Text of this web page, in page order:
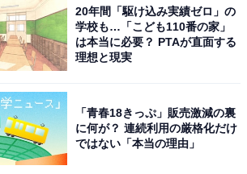
ナン』
ン』でした。青山剛昌さんにより
続けられている推理漫画作品です。
持つ高校生探偵で主人公の工藤新一
蘭と遊園地でデートをしていた際、
20年間「駆け込み実績ゼロ」の
学校も…「こども110番の家」
は本当に必要？ PTAが直面する
理想と現実
「青春18きっぷ」販売激減の裏
に何が？ 連続利用の厳格化だけ
ではない「本当の理由」